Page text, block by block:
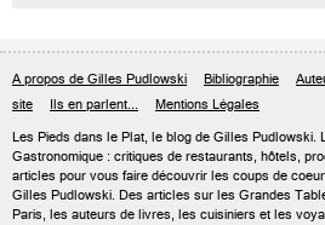
A propos de Gilles Pudlowski Bibliographie
site
Ils en parlent... Mentions Légales
Les Pieds dans le Plat, le blog de Gilles Pudlowski.
Gastronomique : critiques de restaurants, hôtels,
articles pour vous faire découvrir les coups de
Gilles Pudlowski. Des articles sur les Grandes
Paris, les auteurs de livres, les cuisiniers et les